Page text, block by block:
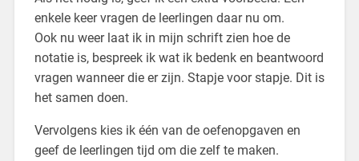
enkele keer vragen de leerlingen daar nu om.
Ook nu weer laat ik in mijn schrift zien hoe de
notatie is, bespreek ik wat ik bedenk en beantwoord
vragen wanneer die er zijn. Stapje voor stapje. Dit is
het samen doen.
Vervolgens kies ik één van de oefenopgaven en
geef de leerlingen tijd om die zelf te maken.